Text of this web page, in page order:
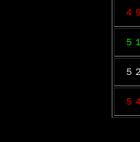
４９
５１
５２
５４